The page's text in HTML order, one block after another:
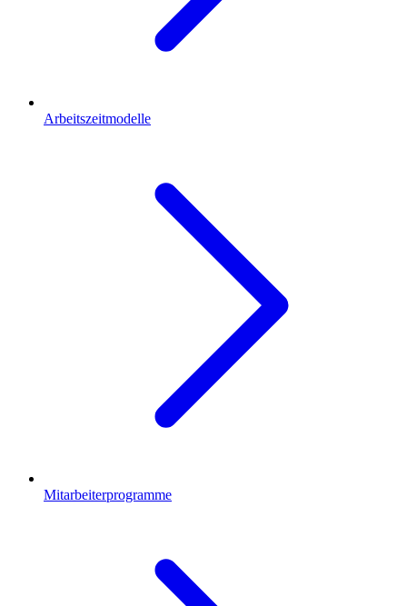
Arbeitszeitmodelle
Mitarbeiterprogramme